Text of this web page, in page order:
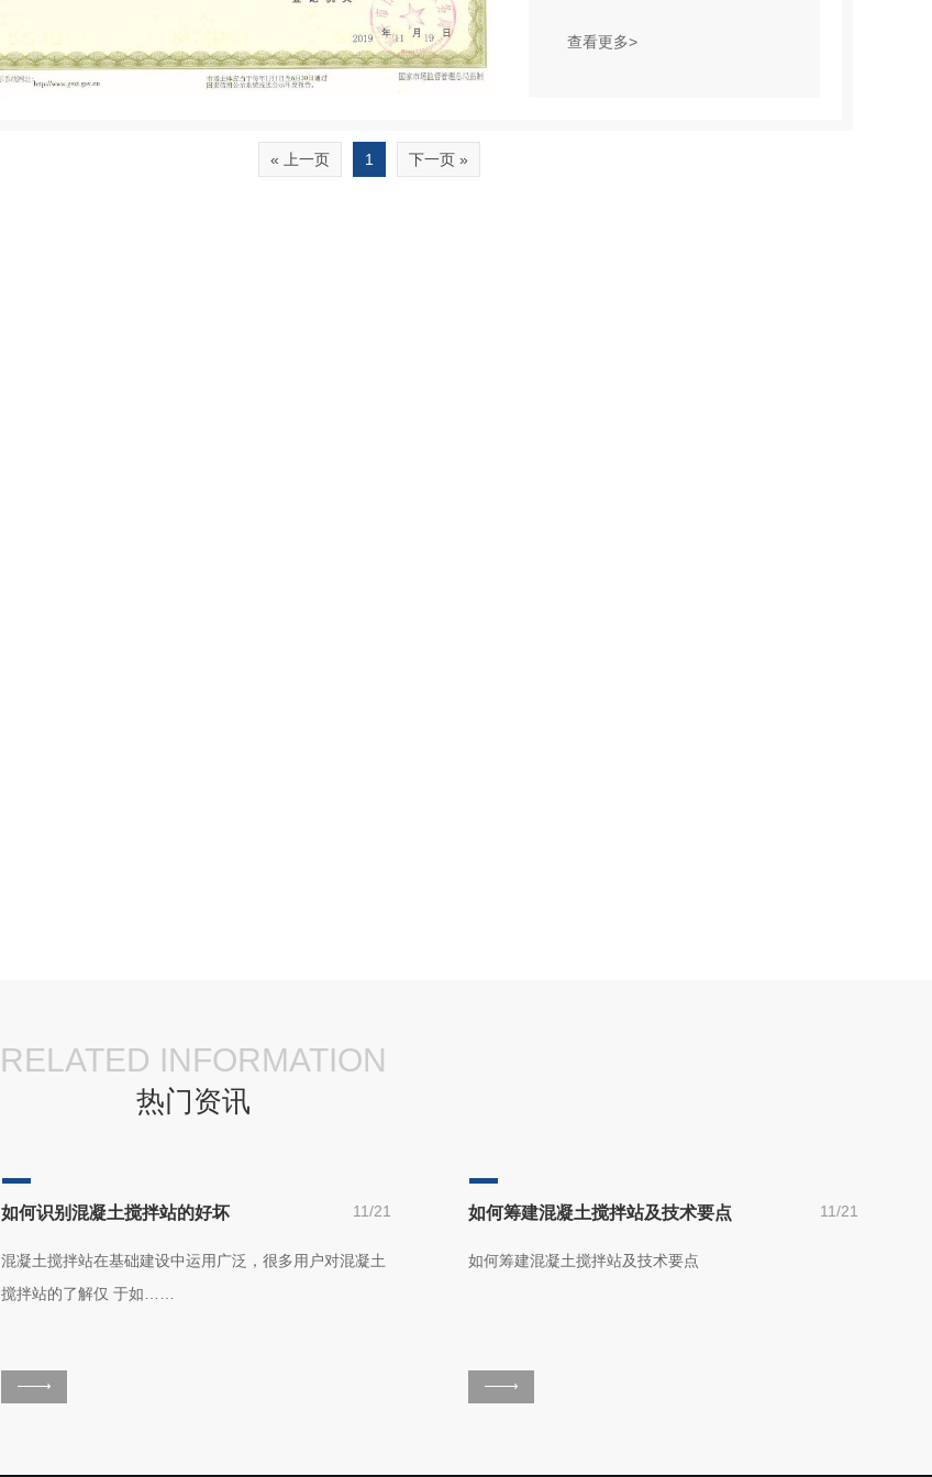
查看更多>
« 上一页 1 下一页 »
RELATED INFORMATION
热门资讯
11/21
如何识别混凝土搅拌站的好坏
混凝土搅拌站在基础建设中运用广泛，很多用户对混凝土
搅拌站的了解仅 于如……
11/21
如何筹建混凝土搅拌站及技术要点
如何筹建混凝土搅拌站及技术要点